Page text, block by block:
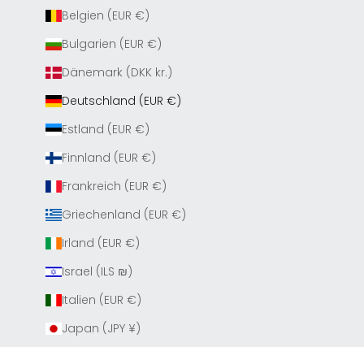
Belgien (EUR €)
Bulgarien (EUR €)
Dänemark (DKK kr.)
Deutschland (EUR €)
Estland (EUR €)
Finnland (EUR €)
Frankreich (EUR €)
Griechenland (EUR €)
Irland (EUR €)
Israel (ILS ₪)
Italien (EUR €)
Japan (JPY ¥)